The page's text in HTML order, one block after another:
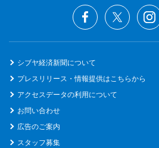
シブヤ経済新聞について
プレスリリース・情報提供はこちらから
アクセスデータの利用について
お問い合わせ
広告のご案内
スタッフ募集